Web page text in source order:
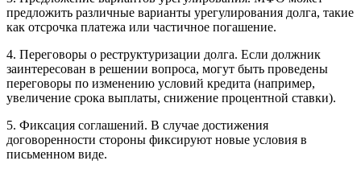
предложить различные варианты урегулирования долга, такие
как отсрочка платежа или частичное погашение.
4. Переговоры о реструктуризации долга. Если должник
заинтересован в решении вопроса, могут быть проведены
переговоры по изменению условий кредита (например,
увеличение срока выплаты, снижение процентной ставки).
5. Фиксация соглашений. В случае достижения
договоренности стороны фиксируют новые условия в
письменном виде.